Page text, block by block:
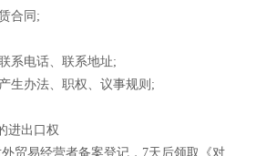
合同;
电话、联系地址;
办法、职权、议事规则;
出口权
易经营者备案登记，7天后领取《对